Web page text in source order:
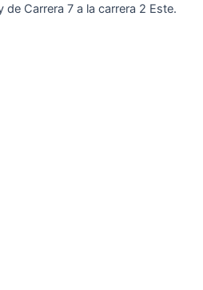
de Carrera 7 a la carrera 2 Este.